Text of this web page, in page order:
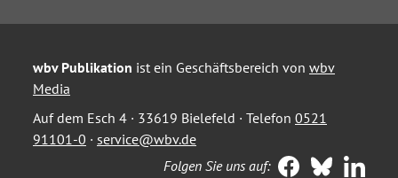
wbv Publikation ist ein Geschäftsbereich von wbv
Media
Auf dem Esch 4 · 33619 Bielefeld · Telefon 0521
91101-0 · service@wbv.de
Folgen Sie uns auf: